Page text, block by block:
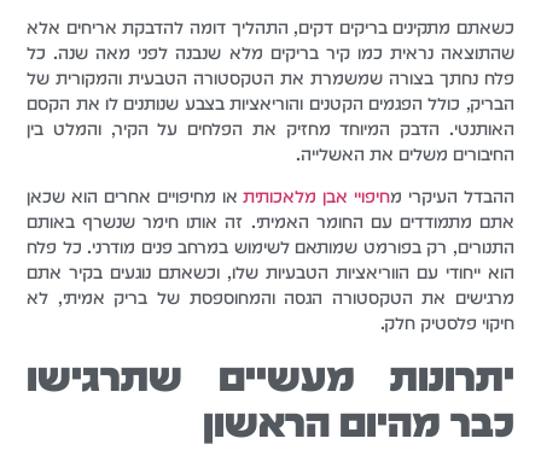
כשאתם מתקינים בריקים דקים, התהליך דומה להדבקת אריחים אלא
שהתוצאה נראית כמו קיר בריקים מלא שנבנה לפני מאה שנה. כל
פלח נחתך בצורה שמשמרת את הטקסטורה הטבעית והמקורית של
הבריק, כולל הפגמים הקטנים והוריאציות בצבע שנותנים לו את הקסם
האותנטי. הדבק המיוחד מחזיק את הפלחים על הקיר, והמלט בין
החיבורים משלים את האשלייה.
ההבדל העיקרי מחיפויי אבן מלאכותיתאו מחיפויים אחרים הוא שכאן
אתם מתמודדים עם החומר האמיתי. זה אותו חימר שנשרף באותם
התנורים, רק בפורמט שמותאם לשימוש במרחב פנים מודרני. כל פלח
הוא ייחודי עם הווריאציות הטבעיות שלו, וכשאתם נוגעים בקיר אתם
מרגישים את הטקסטורה הגסה והמחוספסת של בריק אמיתי, לא
חיקוי פלסטיק חלק.
יתרונות מעשיים שתרגישו
כבר מהיום הראשון